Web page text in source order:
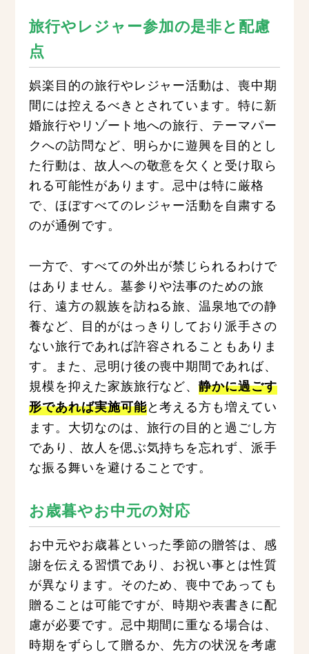
旅行やレジャー参加の是非と配慮
点
娯楽目的の旅行やレジャー活動は、喪中期
間には控えるべきとされています。特に新
婚旅行やリゾート地への旅行、テーマパー
クへの訪問など、明らかに遊興を目的とし
た行動は、故人への敬意を欠くと受け取ら
れる可能性があります。忌中は特に厳格
で、ほぼすべてのレジャー活動を自粛する
のが通例です。
一方で、すべての外出が禁じられるわけで
はありません。墓参りや法事のための旅
行、遠方の親族を訪ねる旅、温泉地での静
養など、目的がはっきりしており派手さの
ない旅行であれば許容されることもありま
す。また、忌明け後の喪中期間であれば、
規模を抑えた家族旅行など、静かに過ごす
形であれば実施可能と考える方も増えてい
ます。大切なのは、旅行の目的と過ごし方
であり、故人を偲ぶ気持ちを忘れず、派手
な振る舞いを避けることです。
お歳暮やお中元の対応
お中元やお歳暮といった季節の贈答は、感
謝を伝える習慣であり、お祝い事とは性質
が異なります。そのため、喪中であっても
贈ることは可能ですが、時期や表書きに配
慮が必要です。忌中期間に重なる場合は、
時期をずらして贈るか、先方の状況を考慮